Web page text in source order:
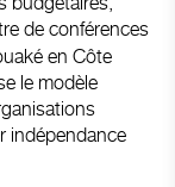
de conférences
en Côte
le modèle
indépendance